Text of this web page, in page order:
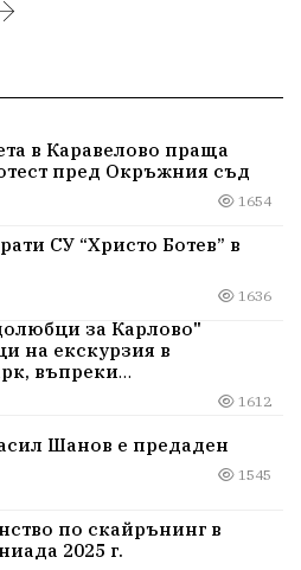
в Каравелово праща
пред Окръжния съд
1654
СУ “Христо Ботев” в
1636
за Карлово"
на екскурзия в
въпреки
1612
Шанов е предаден
1545
по скайрънинг в
2025 г.